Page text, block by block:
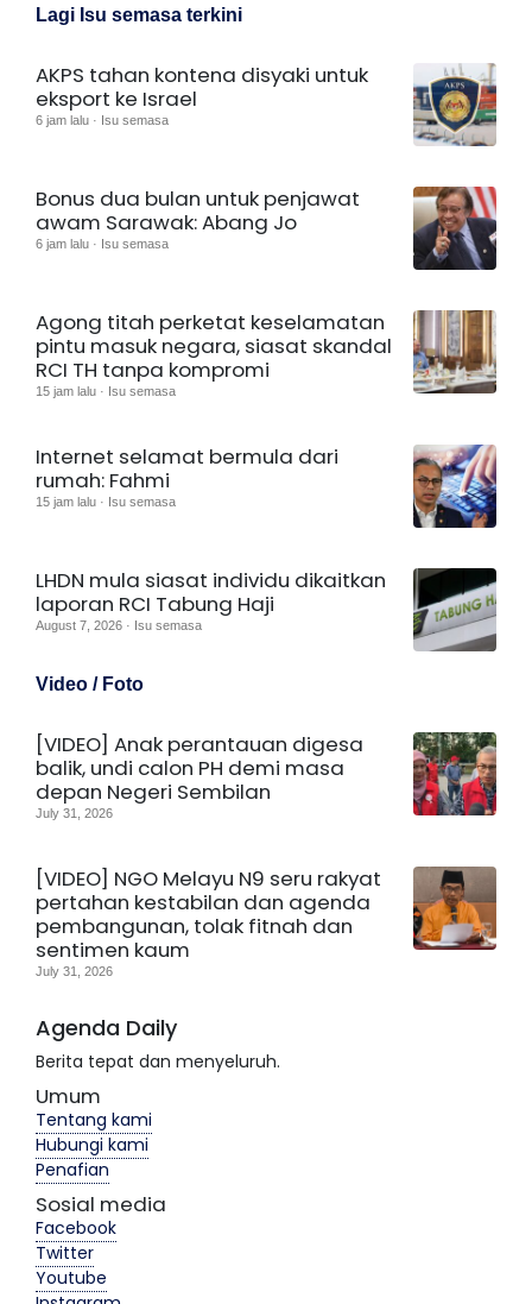
Lagi Isu semasa terkini
AKPS tahan kontena disyaki untuk
eksport ke Israel
6 jam lalu · Isu semasa
Bonus dua bulan untuk penjawat
awam Sarawak: Abang Jo
6 jam lalu · Isu semasa
Agong titah perketat keselamatan
pintu masuk negara, siasat skandal
RCI TH tanpa kompromi
15 jam lalu · Isu semasa
Internet selamat bermula dari
rumah: Fahmi
15 jam lalu · Isu semasa
LHDN mula siasat individu dikaitkan
laporan RCI Tabung Haji
August 7, 2026 · Isu semasa
Video / Foto
[VIDEO] Anak perantauan digesa
balik, undi calon PH demi masa
depan Negeri Sembilan
July 31, 2026
[VIDEO] NGO Melayu N9 seru rakyat
pertahan kestabilan dan agenda
pembangunan, tolak fitnah dan
sentimen kaum
July 31, 2026
Agenda Daily
Berita tepat dan menyeluruh.
Umum
Tentang kami
Hubungi kami
Penafian
Sosial media
Facebook
Twitter
Youtube